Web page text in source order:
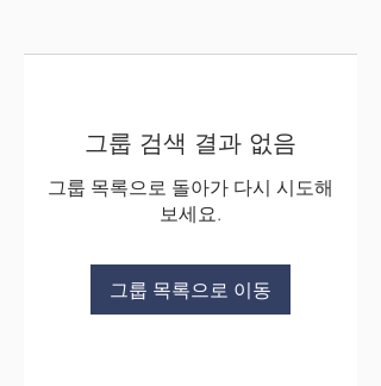
그룹 검색 결과 없음
그룹 목록으로 돌아가 다시 시도해
보세요.
그룹 목록으로 이동